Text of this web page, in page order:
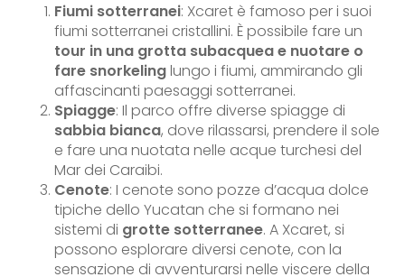
Fiumi sotterranei: Xcaret è famoso per i suoi
fiumi sotterranei cristallini. È possibile fare un
tour in una grotta subacquea e nuotare o
fare snorkelinglungo i fiumi, ammirando gli
affascinanti paesaggi sotterranei.
Spiagge: Il parco offre diverse spiagge di
sabbia bianca, dove rilassarsi, prendere il sole
e fare una nuotata nelle acque turchesi del
Mar dei Caraibi.
Cenote: I cenote sono pozze d’acqua dolce
tipiche dello Yucatan che si formano nei
sistemi di grotte sotterranee. A Xcaret, si
possono esplorare diversi cenote, con la
sensazione di avventurarsi nelle viscere della